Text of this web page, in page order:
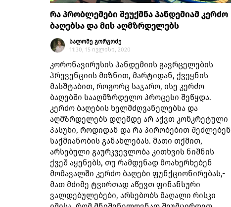
რა პრობლემები შეუქმნა პანდემიამ კერძო
ბაღებსა და მის აღმზრდელებს
სალომე გორგოძე
11:30, 15 ივლისი, 2020
კორონავირუსის პანდემიის გავრცელების
პრევენციის მიზნით, მარტიდან, ქვეყნის
მასშტაბით, როგორც საჯარო, ისე კერძო
ბაღებში სააღმზრდელო პროცესი შეწყდა.
კერძო ბაღების ხელმძღვანელებსა და
აღმზრდელებს დღემდე არ აქვთ კონკრეტული
პასუხი, როდიდან და რა პირობებით შეძლებენ
საქმიანობის განახლებას. მათი თქმით,
არსებული გაურკვევლობა კითხვის ნიშნის
ქვეშ აყენებს, თუ რამდენად მოახერხებენ
მომავალში კერძო ბაღები ფუნქციონირებას,-
მათ მძიმე ტვირთად აწევთ ფინანსური
ვალდებულებები, არსებობს მაღალი რისკი